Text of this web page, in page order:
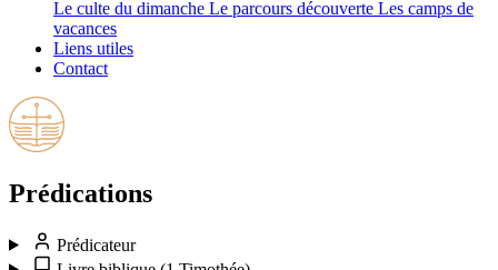
Le culte du dimanche Le parcours découverte Les camps de
vacances
Liens utiles
Contact
Prédications
Prédicateur